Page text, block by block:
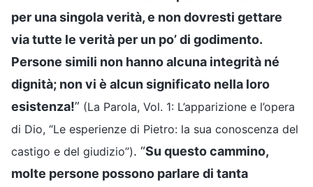
per una singola verità, e non dovresti gettare
via tutte le verità per un po’ di godimento.
Persone simili non hanno alcuna integrità né
dignità; non vi è alcun significato nella loro
esistenza!” (La Parola, Vol. 1: L’apparizione e l’opera
di Dio, “Le esperienze di Pietro: la sua conoscenza del
castigo e del giudizio”). “Su questo cammino,
molte persone possono parlare di tanta